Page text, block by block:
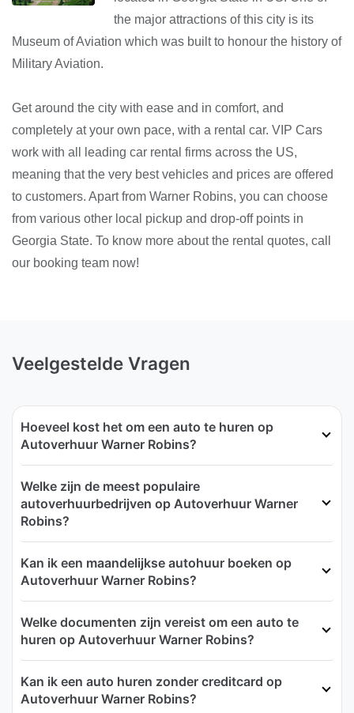
the major attractions of this city is its
Museum of Aviation which was built to honour the history of
Military Aviation.
Get around the city with ease and in comfort, and
completely at your own pace, with a rental car. VIP Cars
work with all leading car rental firms across the US,
meaning that the very best vehicles and prices are offered
to customers. Apart from Warner Robins, you can choose
from various other local pickup and drop-off points in
Georgia State. To know more about the rental quotes, call
our booking team now!
Veelgestelde Vragen
Hoeveel kost het om een auto te huren op
Autoverhuur Warner Robins?
Welke zijn de meest populaire
autoverhuurbedrijven op Autoverhuur Warner
Robins?
Kan ik een maandelijkse autohuur boeken op
Autoverhuur Warner Robins?
Welke documenten zijn vereist om een auto te
huren op Autoverhuur Warner Robins?
Kan ik een auto huren zonder creditcard op
Autoverhuur Warner Robins?